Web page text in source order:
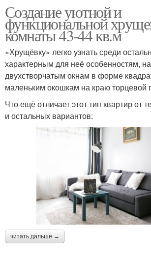
Создание уютной и
функциональной
комнаты 43-44 кв.м
«Хрущёвку» легко узнать среди
характерным для неё особенностям,
двухстворчатым окнам в форме
маленьким окошкам на краю торцевой
Что ещё отличает этот тип квартир от
и остальных вариантов:
читать дальше →